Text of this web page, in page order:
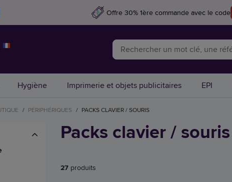
Offre 30% 1ère commande avec le code
Hygiène Imprimerie et objets publicitaires EPI
/ PÉRIPHÉRIQUES / PACKS CLAVIER / SOURIS
Packs clavier / souris
27 produits